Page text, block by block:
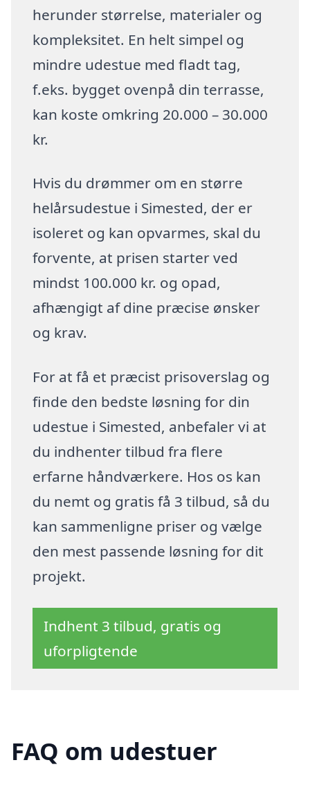
herunder størrelse, materialer og
kompleksitet. En helt simpel og
mindre udestue med fladt tag,
f.eks. bygget ovenpå din terrasse,
kan koste omkring 20.000 – 30.000
kr.
Hvis du drømmer om en større
helårsudestue i Simested, der er
isoleret og kan opvarmes, skal du
forvente, at prisen starter ved
mindst 100.000 kr. og opad,
afhængigt af dine præcise ønsker
og krav.
For at få et præcist prisoverslag og
finde den bedste løsning for din
udestue i Simested, anbefaler vi at
du indhenter tilbud fra flere
erfarne håndværkere. Hos os kan
du nemt og gratis få 3 tilbud, så du
kan sammenligne priser og vælge
den mest passende løsning for dit
projekt.
Indhent 3 tilbud, gratis og
uforpligtende
FAQ om udestuer